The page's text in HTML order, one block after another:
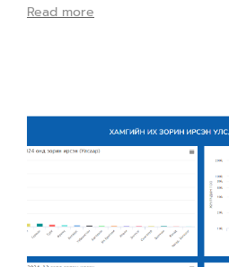
Read more